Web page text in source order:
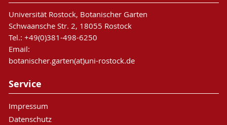
Universität Rostock, Botanischer Garten
Schwaansche Str. 2, 18055 Rostock
Tel.: +49(0)381-498-6250
Email:
botanischer.garten(at)uni-rostock.de
Service
Impressum
Datenschutz